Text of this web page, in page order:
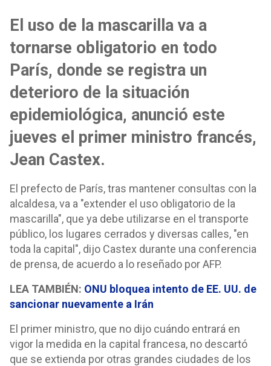
El uso de la mascarilla va a
tornarse obligatorio en todo
París, donde se registra un
deterioro de la situación
epidemiológica, anunció este
jueves el primer ministro francés,
Jean Castex.
El prefecto de París, tras mantener consultas con la
alcaldesa, va a "extender el uso obligatorio de la
mascarilla", que ya debe utilizarse en el transporte
público, los lugares cerrados y diversas calles, "en
toda la capital", dijo Castex durante una conferencia
de prensa, de acuerdo a lo reseñado por AFP.
LEA TAMBIÉN: ONU bloquea intento de EE. UU. de
sancionar nuevamente a Irán
El primer ministro, que no dijo cuándo entrará en
vigor la medida en la capital francesa, no descartó
que se extienda por otras grandes ciudades de los